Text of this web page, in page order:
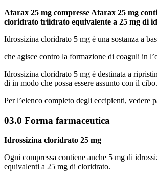
Atarax 25 mg compresse Atarax 25 mg
cloridrato triidrato equivalente a 25 mg di
Idrossizina cloridrato 5 mg è una sostanza a
che agisce contro la formazione di coaguli in
Idrossizina cloridrato 5 mg è destinata a
di in modo che possa essere assunto con il cibo.
Per l’elenco completo degli eccipienti, vedere
03.0 Forma farmaceutica
Idrossizina cloridrato 25 mg
Ogni compressa contiene anche 5 mg di
equivalenti a 25 mg di cloridrato.